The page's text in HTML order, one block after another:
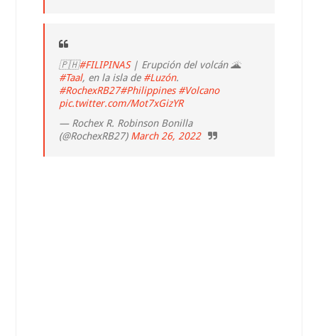
🇵🇭#FILIPINAS| Erupción del volcán 🌋
#Taal, en la isla de #Luzón.
#RochexRB27#Philippines #Volcano
pic.twitter.com/Mot7xGizYR
— Rochex R. Robinson Bonilla
(@RochexRB27) March 26, 2022